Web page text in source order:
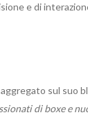
e di
sul suo
di boxe e